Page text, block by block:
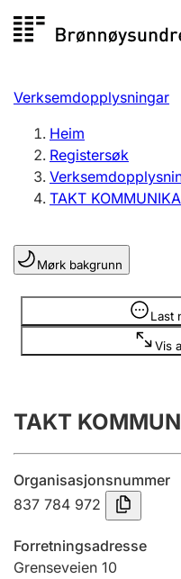
Registersøk
Aksjeselskap
Enkeltpersonføretak
Registrere, endre,
Lag og foreining
Registrere, endre,
Årsrekneskap
Innsending og
Tinglysing
Verksemdopplysningar
Heim
Registersøk
TAKT
Mørk bakgrunn
Last
Vis
Opplysninger er skjult
TAKT
Organisasjonsnummer
837 784 972
Forretningsadresse
Grenseveien 10